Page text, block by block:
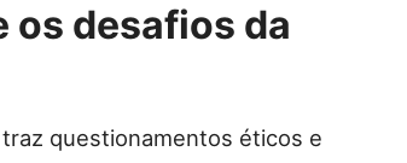
os desafios da
questionamentos éticos e